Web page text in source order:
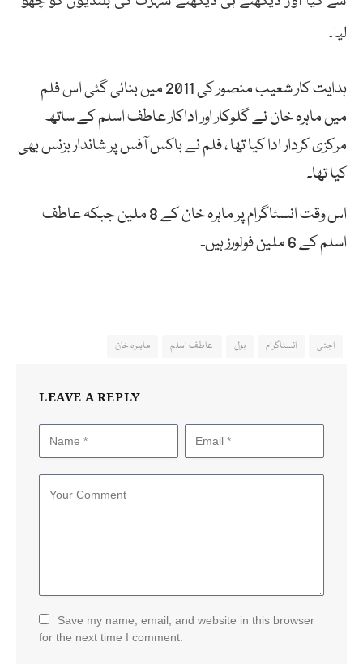
لیا۔
ہدایت کار شعیب منصور کی 2011 میں بنائی گئی اس فلم
میں ماہرہ خان نے گلوکار اور اداکار عاطف اسلم کے ساتھ
مرکزی کردار ادا کیا تھا ، فلم نے باکس آفس پر شاندار بزنس بھی
کیا تھا۔
اس وقت انسٹاگرام پر ماہرہ خان کے 8 ملین جبکہ عاطف
اسلم کے 6 ملین فولورز ہیں۔
اجنی انسٹاگرام بول عاطف اسلم ماہرہ خان
LEAVE A REPLY
Save my name, email, and website in this browser
for the next time I comment.